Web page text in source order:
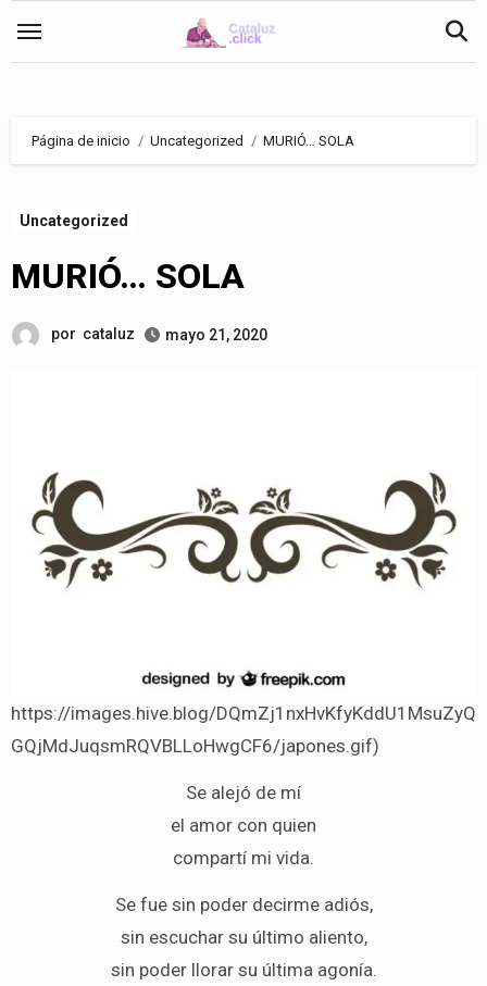
Página de inicio Uncategorized MURIÓ… SOLA
Uncategorized
MURIÓ… SOLA
por cataluz mayo 21, 2020
https://images.hive.blog/DQmZj1nxHvKfyKddU1MsuZyQ
GQjMdJuqsmRQVBLLoHwgCF6/japones.gif)
Se alejó de mí
el amor con quien
compartí mi vida.
Se fue sin poder decirme adiós,
sin escuchar su último aliento,
sin poder llorar su última agonía.